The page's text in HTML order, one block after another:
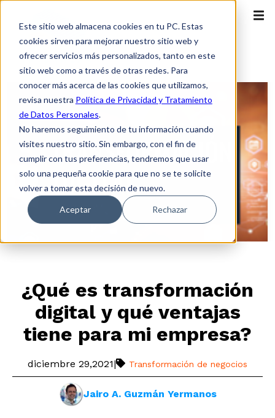
Este sitio web almacena cookies en tu PC. Estas
cookies sirven para mejorar nuestro sitio web y
ofrecer servicios más personalizados, tanto en este
sitio web como a través de otras redes. Para
conocer más acerca de las cookies que utilizamos,
revisa nuestra Política de Privacidad y Tratamiento
de Datos Personales.
No haremos seguimiento de tu información cuando
visites nuestro sitio. Sin embargo, con el fin de
cumplir con tus preferencias, tendremos que usar
solo una pequeña cookie para que no se te solicite
volver a tomar esta decisión de nuevo.
Aceptar Rechazar
¿Qué es transformación
digital y qué ventajas
tiene para mi empresa?
diciembre 29,2021| Transformación de negocios
Jairo A. Guzmán Yermanos